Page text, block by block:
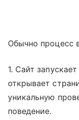
Обычно процесс
1. Сайт
открывает
уникальную
поведение.